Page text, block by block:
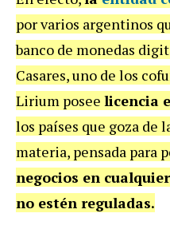
por varios argentinos
banco de monedas
Casares, uno de los
Lirium posee licencia
los países que goza de
materia, pensada para
negocios en
no estén reguladas.